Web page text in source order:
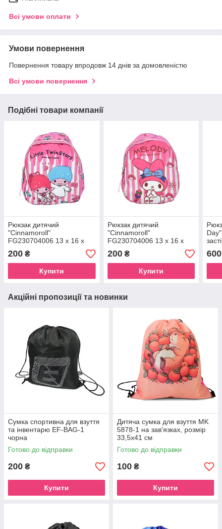
Всі умови оплати
Умови повернення
Повернення товару впродовж 14 днів за домовленістю
Всі умови повернення
Подібні товари компанії
Рюкзак дитячий
"Cinnamoroll"
FG230704006 13 x 16 x
6,5 см 1 ремінь, застібка-
блискавка Pink-1
200 ₴
Купити
Рюкзак дитячий
"Cinnamoroll"
FG230704006 13 x 16 x
6,5 см 1 ремінь, застібка-
блискавка Pink-2
200₴
Купити
600
Акційні пропозиції та новинки
Сумка спортивна для взуття
та інвентарю EF-BAG-1
чорна
Готово до відправки
200 ₴
Купити
Дитяча сумка для взуття MK
5878-1 на зав'язках, розмір
33,5х41 см
Готово до відправки
100 ₴
Купити